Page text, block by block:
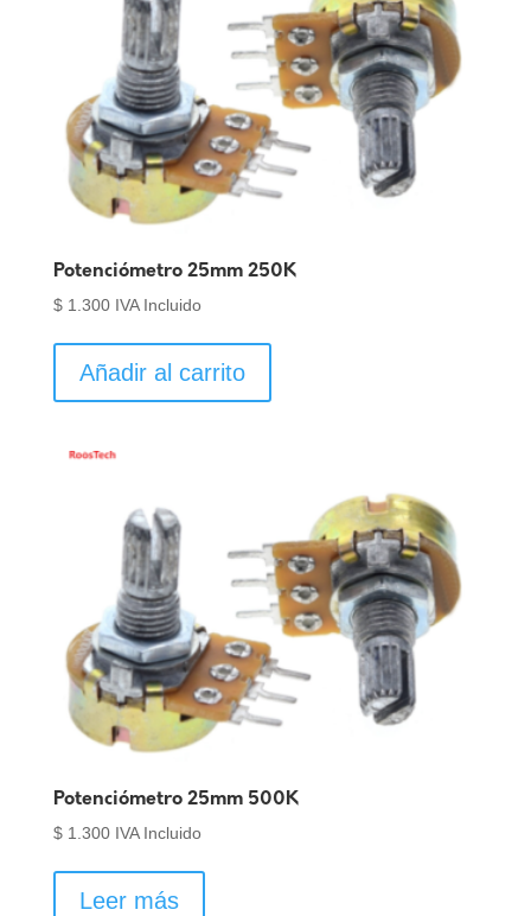
Potenciómetro 25mm 250K
$1.300 IVA Incluido
Añadir al carrito
Potenciómetro 25mm 500K
$1.300 IVA Incluido
Leer más